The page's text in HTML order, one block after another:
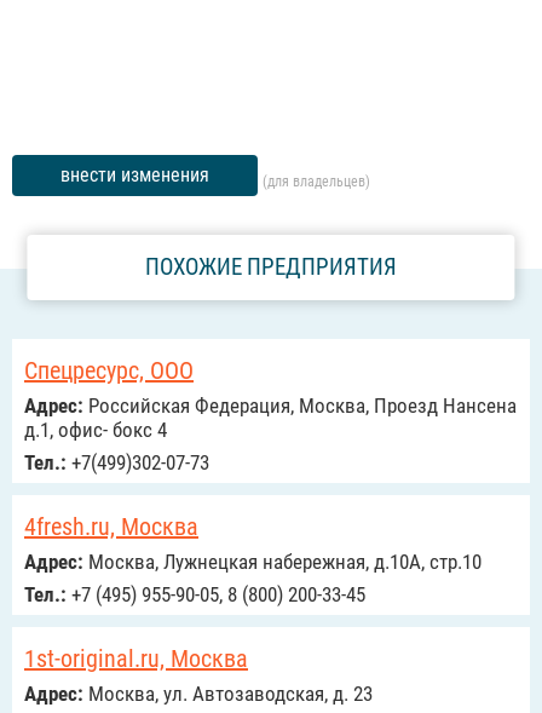
внести изменения (для владельцев)
ПОХОЖИЕ ПРЕДПРИЯТИЯ
Спецресурс, ООО
Адрес: Российcкая Федерация, Москва, Проезд Нансена
д.1, офис- бокс 4
Тел.: +7(499)302-07-73
4fresh.ru, Москва
Адрес: Москва, Лужнецкая набережная, д.10А, стр.10
Тел.: +7 (495) 955-90-05, 8 (800) 200-33-45
1st-original.ru, Москва
Адрес: Москва, ул. Автозаводская, д. 23